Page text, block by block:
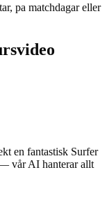
pa matchdagar eller
en fantastisk Surfer
vår AI hanterar allt